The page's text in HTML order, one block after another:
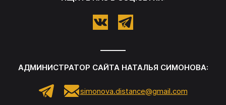
АДМИНИСТРАТОР САЙТА НАТАЛЬЯ СИМОНОВА:
simonova.distance@gmail.com